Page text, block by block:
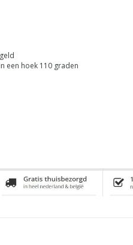
een hoek 110 graden